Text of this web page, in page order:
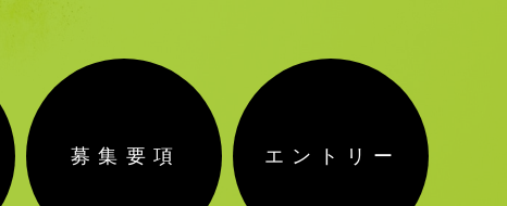
募集要項 エントリー